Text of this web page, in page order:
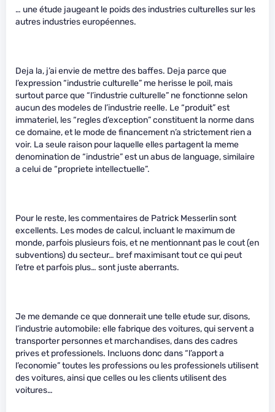
… une étude jaugeant le poids des industries culturelles sur les
autres industries européennes.
Deja la, j’ai envie de mettre des baffes. Deja parce que
l’expression “industrie culturelle” me herisse le poil, mais
surtout parce que “l’industrie culturelle” ne fonctionne selon
aucun des modeles de l’industrie reelle. Le “produit” est
immateriel, les “regles d’exception” constituent la norme dans
ce domaine, et le mode de financement n’a strictement rien a
voir. La seule raison pour laquelle elles partagent la meme
denomination de “industrie” est un abus de language, similaire
a celui de “propriete intellectuelle”.
Pour le reste, les commentaires de Patrick Messerlin sont
excellents. Les modes de calcul, incluant le maximum de
monde, parfois plusieurs fois, et ne mentionnant pas le cout (en
subventions) du secteur… bref maximisant tout ce qui peut
l’etre et parfois plus… sont juste aberrants.
Je me demande ce que donnerait une telle etude sur, disons,
l’industrie automobile: elle fabrique des voitures, qui servent a
transporter personnes et marchandises, dans des cadres
prives et professionels. Incluons donc dans “l’apport a
l’economie” toutes les professions ou les professionels utilisent
des voitures, ainsi que celles ou les clients utilisent des
voitures…